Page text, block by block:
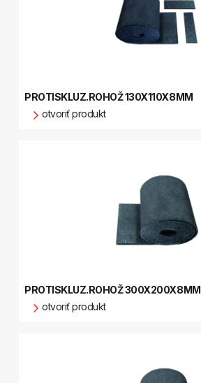
PROTISKLUZ.ROHOŽ 130X110X8MM
otvoriť produkt
PROTISKLUZ.ROHOŽ 300X200X8MM
otvoriť produkt